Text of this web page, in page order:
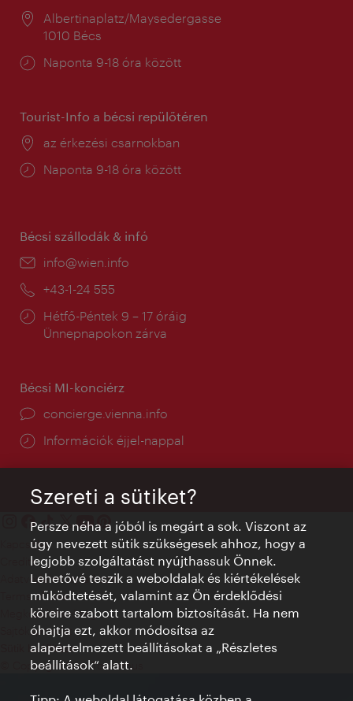
Helyszín:
Albertinaplatz/Maysedergasse
1010 Bécs
Nyitva
Naponta 9-18 óra között
Tourist-Info a bécsi repülőtéren
Helyszín:
az érkezési csarnokban
Nyitva
Naponta 9-18 óra között
Bécsi szállodák & infó
E-
info@wien.info
Telefon:
+43-1-24 555
Nyitva
tartás:
Hétfő-Péntek 9 – 17 óráig
Ünnepnapokon zárva
Bécsi MI-konciérz
concierge.vienna.info
Információk éjjel-nappal
Kapcsolat
Credits
Adatvédelmi nyilatkozat
Terms of Use
Megközelíthetőség
Sajtókapcsolat
Sütik beállítása
© Copyright WienTourismus
Szereti a sütiket?
Persze néha a jóból is megárt a sok. Viszont az
úgy nevezett sütik szükségesek ahhoz, hogy a
legjobb szolgáltatást nyújthassuk Önnek.
Lehetővé teszik a weboldalak és kiértékelések
működtetését, valamint az Ön érdeklődési
köreire szabott tartalom biztosítását. Ha nem
óhajtja ezt, akkor módosítsa az
alapértelmezett beállításokat a „Részletes
beállítások“ alatt.